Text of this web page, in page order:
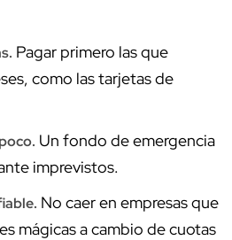
Pagar primero las que
como las tarjetas de
Un fondo de emergencia
imprevistos.
No caer en empresas que
mágicas a cambio de cuotas